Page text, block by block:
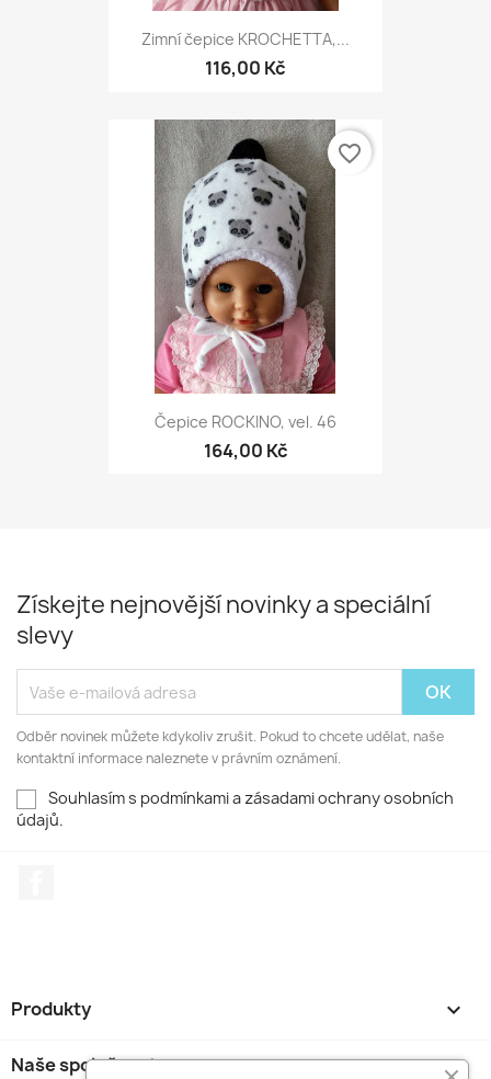
Zimní čepice KROCHETTA,...
116,00 Kč
Čepice ROCKINO, vel. 46
164,00 Kč
favorite_border
Získejte nejnovější novinky a speciální
slevy
Odběr novinek můžete kdykoliv zrušit. Pokud to chcete udělat, naše
kontaktní informace naleznete v právním oznámení.
Souhlasím s podmínkami a zásadami ochrany osobních
údajů.
Produkty 
Naše společnost 